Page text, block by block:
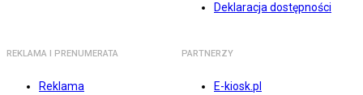
Deklaracja dostępności
REKLAMA I PRENUMERATA
Reklama
PARTNERZY
E-kiosk.pl